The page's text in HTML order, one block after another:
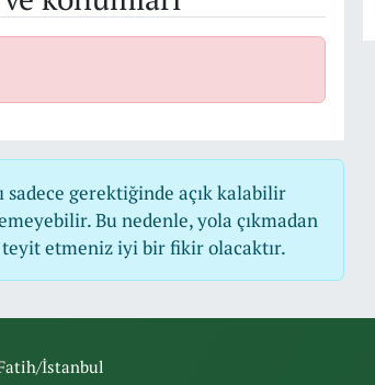
sadece gerektiğinde açık kalabilir
Bu nedenle, yola çıkmadan
teyit etmeniz iyi bir fikir olacaktır.
İstanbul